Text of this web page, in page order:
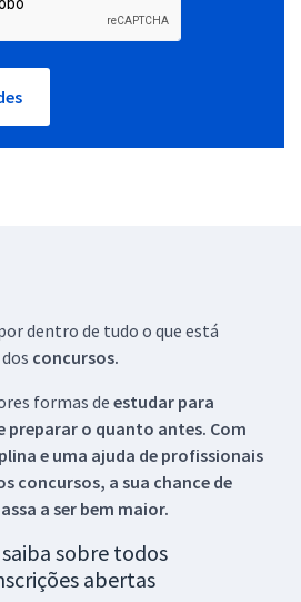
dentro de tudo o que está
concursos.
formas de estudar para
preparar o quanto antes. Com
e uma ajuda de profissionais
concursos, a sua chance de
a ser bem maior.
sobre todos
abertas